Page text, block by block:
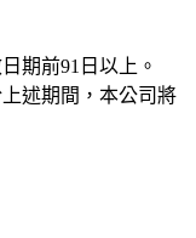
期前91 日以上。
述期間，本公司將